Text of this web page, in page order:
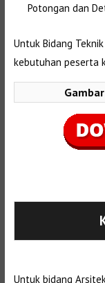
Potongan dan
Untuk Bidang
kebutuhan peserta
Untuk bidang